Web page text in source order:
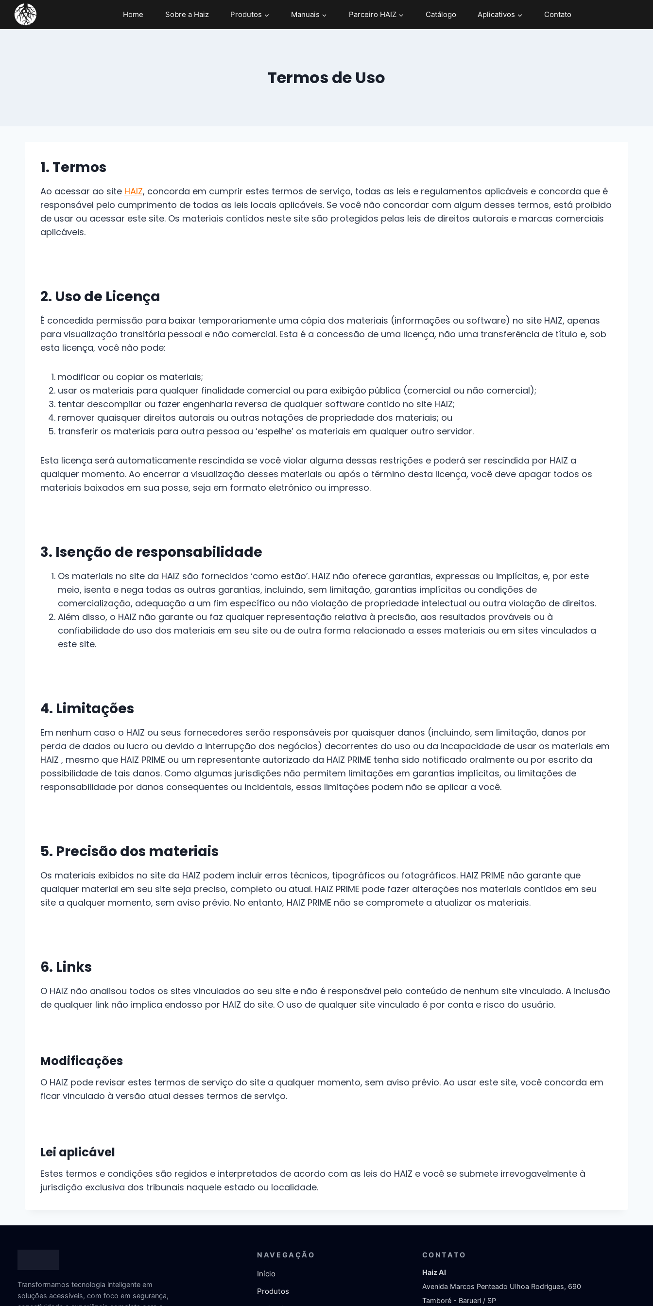
Home Sobre a Haiz Produtos Manuais Parceiro HAIZ Catálogo Aplicativos Contato
Termos de Uso
1. Termos
Ao acessar ao site HAIZ, concorda em cumprir estes termos de serviço, todas as leis e regulamentos aplicáveis ​​e concorda que é
responsável pelo cumprimento de todas as leis locais aplicáveis. Se você não concordar com algum desses termos, está proibido
de usar ou acessar este site. Os materiais contidos neste site são protegidos pelas leis de direitos autorais e marcas comerciais
aplicáveis.
2. Uso de Licença
É concedida permissão para baixar temporariamente uma cópia dos materiais (informações ou software) no site HAIZ, apenas
para visualização transitória pessoal e não comercial. Esta é a concessão de uma licença, não uma transferência de título e, sob
esta licença, você não pode:
modificar ou copiar os materiais;
usar os materiais para qualquer finalidade comercial ou para exibição pública (comercial ou não comercial);
tentar descompilar ou fazer engenharia reversa de qualquer software contido no site HAIZ;
remover quaisquer direitos autorais ou outras notações de propriedade dos materiais; ou
transferir os materiais para outra pessoa ou ‘espelhe’ os materiais em qualquer outro servidor.
Esta licença será automaticamente rescindida se você violar alguma dessas restrições e poderá ser rescindida por HAIZ a
qualquer momento. Ao encerrar a visualização desses materiais ou após o término desta licença, você deve apagar todos os
materiais baixados em sua posse, seja em formato eletrónico ou impresso.
3. Isenção de responsabilidade
Os materiais no site da HAIZ são fornecidos ‘como estão’. HAIZ não oferece garantias, expressas ou implícitas, e, por este
meio, isenta e nega todas as outras garantias, incluindo, sem limitação, garantias implícitas ou condições de
comercialização, adequação a um fim específico ou não violação de propriedade intelectual ou outra violação de direitos.
Além disso, o HAIZ não garante ou faz qualquer representação relativa à precisão, aos resultados prováveis ​​ou à
confiabilidade do uso dos materiais em seu site ou de outra forma relacionado a esses materiais ou em sites vinculados a
este site.
4. Limitações
Em nenhum caso o HAIZ ou seus fornecedores serão responsáveis ​​por quaisquer danos (incluindo, sem limitação, danos por
perda de dados ou lucro ou devido a interrupção dos negócios) decorrentes do uso ou da incapacidade de usar os materiais em
HAIZ , mesmo que HAIZ PRIME ou um representante autorizado da HAIZ PRIME tenha sido notificado oralmente ou por escrito da
possibilidade de tais danos. Como algumas jurisdições não permitem limitações em garantias implícitas, ou limitações de
responsabilidade por danos conseqüentes ou incidentais, essas limitações podem não se aplicar a você.
5. Precisão dos materiais
Os materiais exibidos no site da HAIZ podem incluir erros técnicos, tipográficos ou fotográficos. HAIZ PRIME não garante que
qualquer material em seu site seja preciso, completo ou atual. HAIZ PRIME pode fazer alterações nos materiais contidos em seu
site a qualquer momento, sem aviso prévio. No entanto, HAIZ PRIME não se compromete a atualizar os materiais.
6. Links
O HAIZ não analisou todos os sites vinculados ao seu site e não é responsável pelo conteúdo de nenhum site vinculado. A inclusão
de qualquer link não implica endosso por HAIZ do site. O uso de qualquer site vinculado é por conta e risco do usuário.
Modificações
O HAIZ pode revisar estes termos de serviço do site a qualquer momento, sem aviso prévio. Ao usar este site, você concorda em
ficar vinculado à versão atual desses termos de serviço.
Lei aplicável
Estes termos e condições são regidos e interpretados de acordo com as leis do HAIZ e você se submete irrevogavelmente à
jurisdição exclusiva dos tribunais naquele estado ou localidade.
Transformamos tecnologia inteligente em
soluções acessíveis, com foco em segurança,
NAVEGAÇÃO
Início
Produtos
CONTATO
Haiz AI
Avenida Marcos Penteado Ulhoa Rodrigues, 690
Tamboré - Barueri / SP